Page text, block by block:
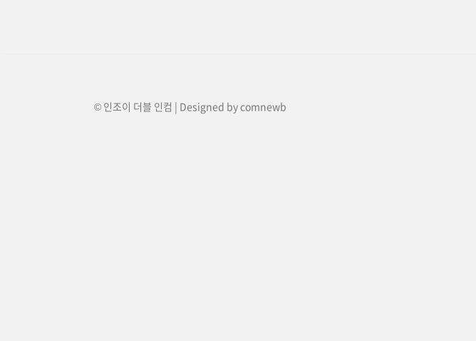
© 인조이 더블 인컴 | Designed bycomnewb